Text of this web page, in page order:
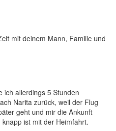
mit deinem Mann, Familie und
ich allerdings 5 Stunden
Narita zurück, weil der Flug
geht und mir die Ankunft
ist mit der Heimfahrt.